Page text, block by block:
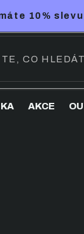
10%
AKCE